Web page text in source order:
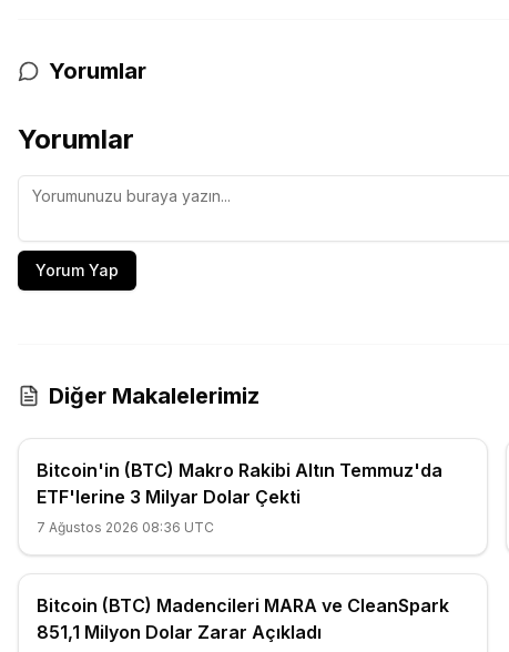
Yorumlar
Yorumlar
Yorum Yap
Diğer Makalelerimiz
Bitcoin'in (BTC) Makro Rakibi Altın Temmuz'da
ETF'lerine 3 Milyar Dolar Çekti
7 Ağustos 2026 08:36 UTC
Bitcoin (BTC) Madencileri MARA ve CleanSpark
851,1 Milyon Dolar Zarar Açıkladı